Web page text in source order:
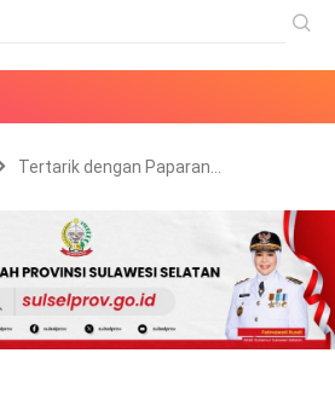
Tertarik dengan Paparan…